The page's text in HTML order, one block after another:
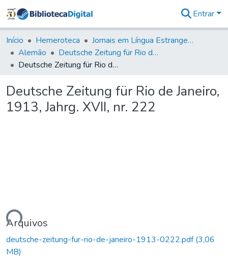
&
Coleções
Tudo na
Biblioteca
Estatísticas
Entrar
Início Hemeroteca
Jornais em Língua Estrangeira
Alemão
Deutsche Zeitung für Rio de Janeiro
Deutsche Zeitung für Rio de Janeiro, 1913, Jahrg. XVII, nr. 222
Deutsche Zeitung für Rio de Janeiro,
1913, Jahrg. XVII, nr. 222
Arquivos
deutsche-zeitung-fur-rio-de-janeiro-1913-0222.pdf(3,06
MB)